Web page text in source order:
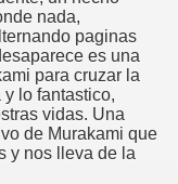
nada,
paginas
es una
para cruzar la
lo fantastico,
vidas. Una
de Murakami que
y nos lleva de la